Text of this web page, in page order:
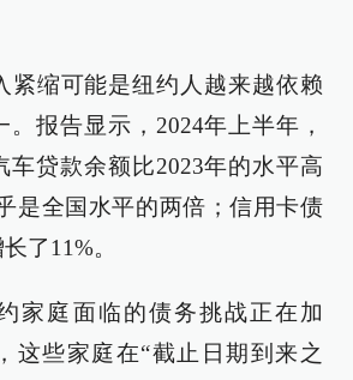
紧缩可能是纽约人越来越依赖
报告显示，2024年上半年，
车贷款余额比2023年的水平高
是全国水平的两倍；信用卡债
了11%。
家庭面临的债务挑战正在加
这些家庭在“截止日期到来之